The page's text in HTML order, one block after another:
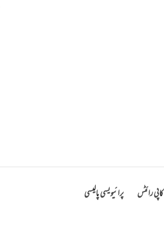
کاپی رائٹس پرائیویسی پالیسی